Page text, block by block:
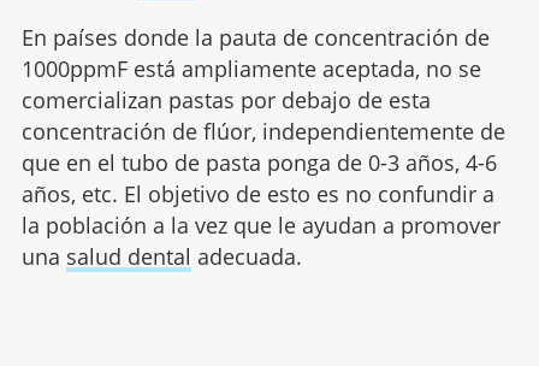
En países donde la pauta de concentración de
1000ppmF está ampliamente aceptada, no se
comercializan pastas por debajo de esta
concentración de flúor, independientemente de
que en el tubo de pasta ponga de 0-3 años, 4-6
años, etc. El objetivo de esto es no confundir a
la población a la vez que le ayudan a promover
una salud dental adecuada.